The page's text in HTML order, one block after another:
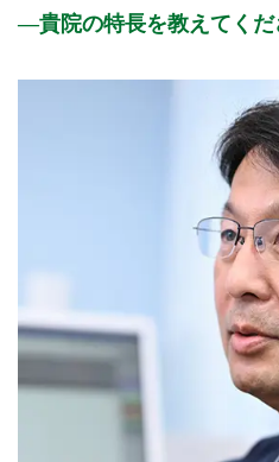
休診日: 水曜、日曜、祝日、年末
備考: 2022年12月1日(木)より診
※診療時間や臨時休診・診療内
機関ホームページ、またはお
>>病院なびで医療機関の詳細を
公式HPは
初診
貴院の特長を教えてくだ